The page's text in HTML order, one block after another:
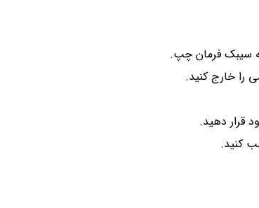
سیبک فرمان چپ.
را خارج کنید.
قرار دهید.
کنید.